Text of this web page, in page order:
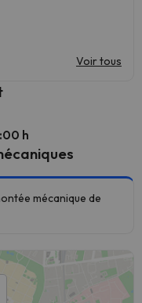
Voir tous
h
mécanique de